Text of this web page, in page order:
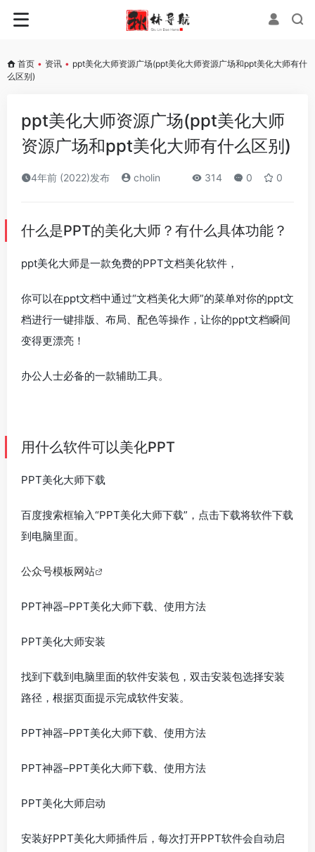
首页 • 资讯 • ppt美化大师资源广场(ppt美化大师资源广场和ppt美化大师有什
么区别)
ppt美化大师资源广场(ppt美化大师
资源广场和ppt美化大师有什么区别)
4年前 (2022)发布 cholin 314 0 0
什么是PPT的美化大师？有什么具体功能？
ppt美化大师是一款免费的PPT文档美化软件，
你可以在ppt文档中通过“文档美化大师”的菜单对你的ppt文
档进行一键排版、布局、配色等操作，让你的ppt文档瞬间
变得更漂亮！
办公人士必备的一款辅助工具。
用什么软件可以美化PPT
PPT美化大师下载
百度搜索框输入“PPT美化大师下载”，点击下载将软件下载
到电脑里面。
公众号模板网站
PPT神器–PPT美化大师下载、使用方法
PPT美化大师安装
找到下载到电脑里面的软件安装包，双击安装包选择安装
路径，根据页面提示完成软件安装。
PPT神器–PPT美化大师下载、使用方法
PPT神器–PPT美化大师下载、使用方法
PPT美化大师启动
安装好PPT美化大师插件后，每次打开PPT软件会自动启